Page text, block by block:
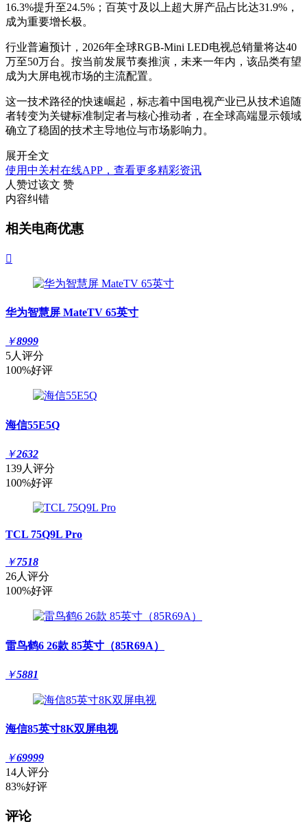
16.3%提升至24.5%；百英寸及以上超大屏产品占比达31.9%，
成为重要增长极。
行业普遍预计，2026年全球RGB-Mini LED电视总销量将达40
万至50万台。按当前发展节奏推演，未来一年内，该品类有望
成为大屏电视市场的主流配置。
这一技术路径的快速崛起，标志着中国电视产业已从技术追随
者转变为关键标准制定者与核心推动者，在全球高端显示领域
确立了稳固的技术主导地位与市场影响力。
展开全文
使用中关村在线APP，查看更多精彩资讯
人赞过该文 赞
内容纠错
相关电商优惠

华为智慧屏 MateTV 65英寸
￥8999
5人评分
100%好评
海信55E5Q
￥2632
139人评分
100%好评
TCL 75Q9L Pro
￥7518
26人评分
100%好评
雷鸟鹤6 26款 85英寸（85R69A）
￥5881
海信85英寸8K双屏电视
￥69999
14人评分
83%好评
评论